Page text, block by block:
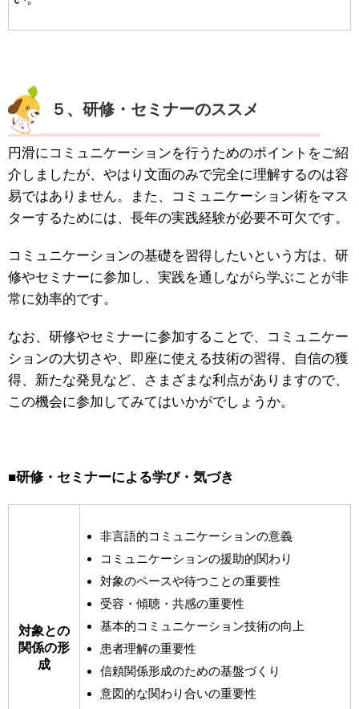
５、研修・セミナーのススメ
円滑にコミュニケーションを行うためのポイントをご紹
介しましたが、やはり文面のみで完全に理解するのは容
易ではありません。また、コミュニケーション術をマス
ターするためには、長年の実践経験が必要不可欠です。
コミュニケーションの基礎を習得したいという方は、研
修やセミナーに参加し、実践を通しながら学ぶことが非
常に効率的です。
なお、研修やセミナーに参加することで、コミュニケー
ションの大切さや、即座に使える技術の習得、自信の獲
得、新たな発見など、さまざまな利点がありますので、
この機会に参加してみてはいかがでしょうか。
■研修・セミナーによる学び・気づき
対象との
関係の形
成
非言語的コミュニケーションの意義
コミュニケーションの援助的関わり
対象のペースや待つことの重要性
受容・傾聴・共感の重要性
基本的コミュニケーション技術の向上
患者理解の重要性
信頼関係形成のための基盤づくり
意図的な関わり合いの重要性